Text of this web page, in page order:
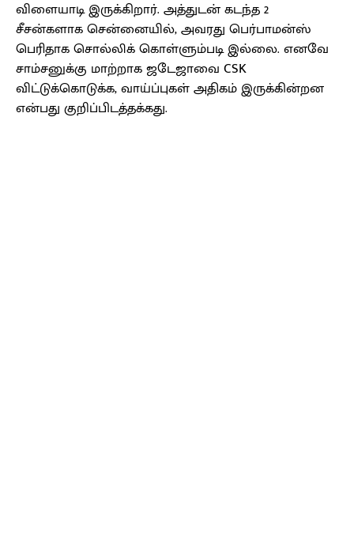
விளையாடி இருக்கிறார். அத்துடன் கடந்த 2
சீசன்களாக சென்னையில், அவரது பெர்பாமன்ஸ்
பெரிதாக சொல்லிக் கொள்ளும்படி இல்லை. எனவே
சாம்சனுக்கு மாற்றாக ஜடேஜாவை CSK
விட்டுக்கொடுக்க, வாய்ப்புகள் அதிகம் இருக்கின்றன
என்பது குறிப்பிடத்தக்கது.